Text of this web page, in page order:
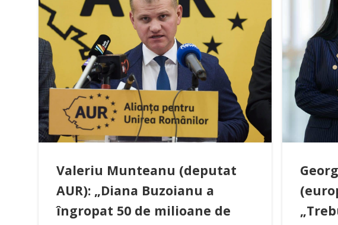
Valeriu Munteanu (deputat
AUR): „Diana Buzoianu a
îngropat 50 de milioane de